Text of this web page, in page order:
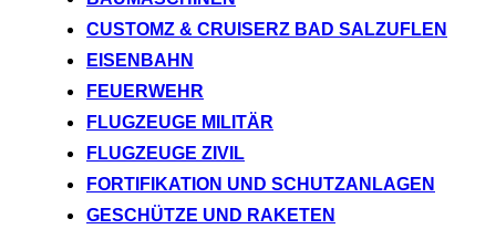
CUSTOMZ & CRUISERZ BAD SALZUFLEN
EISENBAHN
FEUERWEHR
FLUGZEUGE MILITÄR
FLUGZEUGE ZIVIL
FORTIFIKATION UND SCHUTZANLAGEN
GESCHÜTZE UND RAKETEN